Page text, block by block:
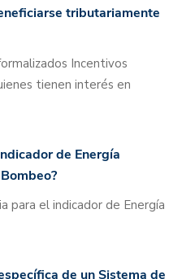
tributariamente
Incentivos
tienen interés en
de Energía
para el indicador de Energía
de un Sistema de